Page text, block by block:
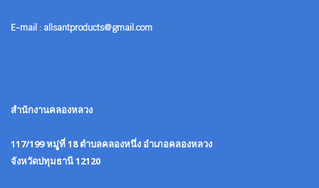
E-mail : allsantproducts@gmail.com
สำนักงานคลองหลวง
117/199 หมูู่ที่ 18 ตำบลคลองหนึ่ง อำเภอคลองหลวง
จังหวัดปทุมธานี 12120